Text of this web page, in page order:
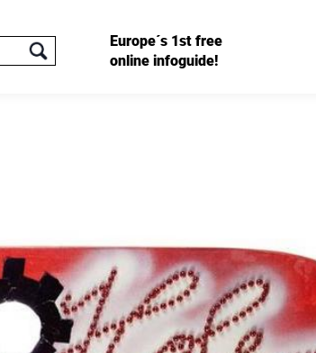
Europe´s 1st free
online infoguide!